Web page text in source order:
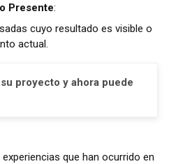
Presente:
cuyo resultado es visible o
actual.
proyecto y ahora puede
que han ocurrido en